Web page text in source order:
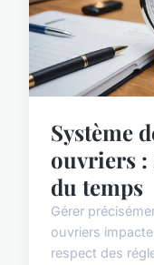
Système
ouvriers :
du temps
Gérer
ouvriers
respect des